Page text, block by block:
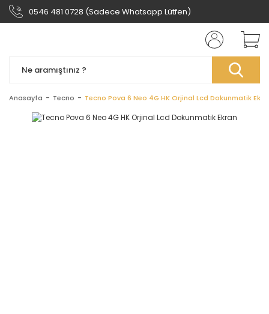
0546 481 0728 (Sadece Whatsapp Lütfen)
Anasayfa Tecno Tecno Pova 6 Neo 4G HK Orjinal Lcd Dokunmatik